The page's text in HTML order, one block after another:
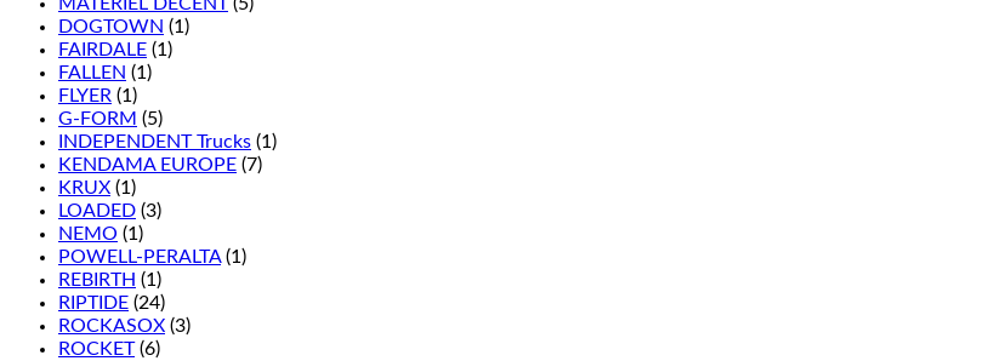
DOGTOWN (1)
FAIRDALE (1)
FALLEN (1)
FLYER (1)
G-FORM (5)
INDEPENDENT Trucks (1)
KENDAMA EUROPE (7)
KRUX (1)
LOADED (3)
NEMO (1)
POWELL-PERALTA (1)
REBIRTH (1)
RIPTIDE (24)
ROCKASOX (3)
ROCKET (6)